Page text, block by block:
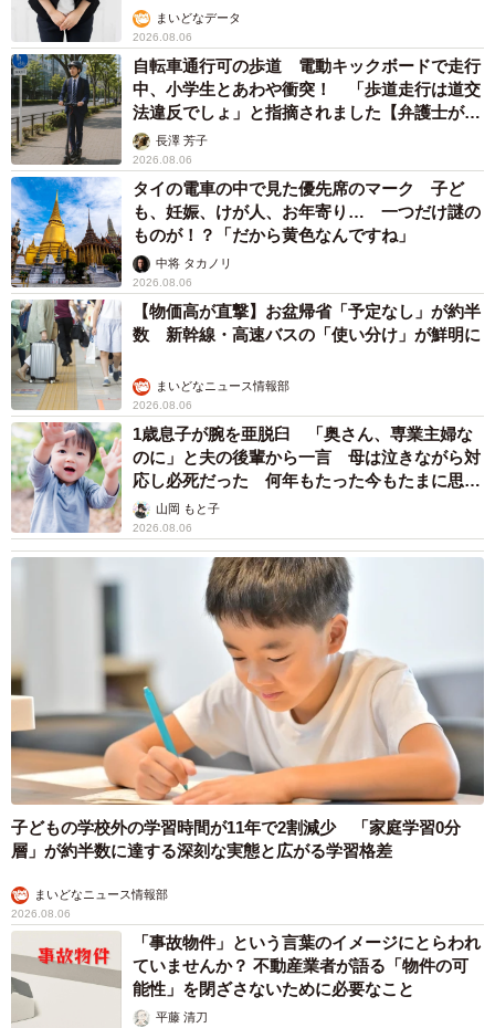
まいどなデータ
2026.08.06
自転車通行可の歩道 電動キックボードで走行
中、小学生とあわや衝突！ 「歩道走行は道交
法違反でしょ」と指摘されました【弁護士が解
説】長澤 芳子
2026.08.06
タイの電車の中で見た優先席のマーク 子ど
も、妊娠、けが人、お年寄り… 一つだけ謎の
ものが！？「だから黄色なんですね」
中将 タカノリ
2026.08.06
【物価高が直撃】お盆帰省「予定なし」が約半
数 新幹線・高速バスの「使い分け」が鮮明に
まいどなニュース情報部
2026.08.06
1歳息子が腕を亜脱臼 「奥さん、専業主婦な
のに」と夫の後輩から一言 母は泣きながら対
応し必死だった 何年もたった今もたまに思い
出し…山岡 もと子
2026.08.06
子どもの学校外の学習時間が11年で2割減少 「家庭学習0分
層」が約半数に達する深刻な実態と広がる学習格差
まいどなニュース情報部
2026.08.06
「事故物件」という言葉のイメージにとらわれ
ていませんか？ 不動産業者が語る「物件の可
能性」を閉ざさないために必要なこと
平藤 清刀